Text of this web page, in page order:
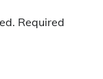
Required